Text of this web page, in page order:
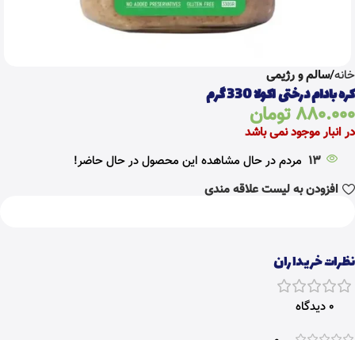
خانه سالم و رژیمی
کره بادام درختی اکولا 330 گرم
880.000تومان
در انبار موجود نمی باشد
13 مردم در حال مشاهده این محصول در حال حاضر!
افزودن به لیست علاقه مندی
نظرات خریداران
0 دیدگاه